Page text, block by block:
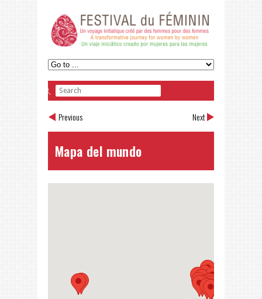
Previous Next
Mapa del mundo